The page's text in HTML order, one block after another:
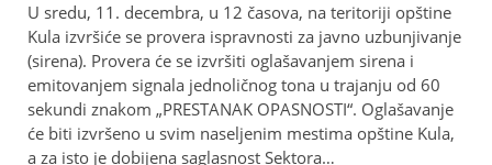
U sredu, 11. decembra, u 12 časova, na teritoriji opštine
Kula izvršiće se provera ispravnosti za javno uzbunjivanje
(sirena). Provera će se izvršiti oglašavanjem sirena i
emitovanjem signala jednoličnog tona u trajanju od 60
sekundi znakom „PRESTANAK OPASNOSTI“. Oglašavanje
će biti izvršeno u svim naseljenim mestima opštine Kula,
a za isto je dobijena saglasnost Sektora…